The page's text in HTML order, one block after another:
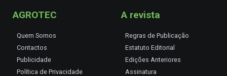
AGROTEC
Quem Somos
Contactos
Publicidade
Política de Privacidade
A revista
Regras de Publicação
Estatuto Editorial
Edições Anteriores
Assinatura